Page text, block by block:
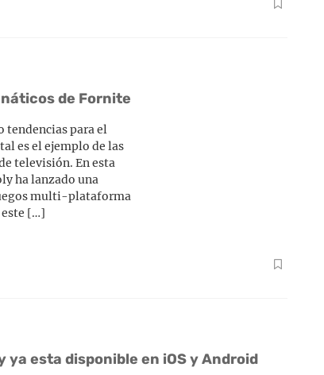
de Fornite
tendencias para el
es el ejemplo de las
televisión. En esta
ha lanzado una
multi-plataforma
este […]
esta disponible en iOS y Android